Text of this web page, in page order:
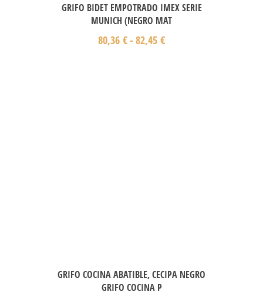
GRIFO BIDET EMPOTRADO IMEX SERIE
MUNICH (NEGRO MAT
80,36 €- 82,45 €
GRIFO COCINA ABATIBLE, CECIPA NEGRO
GRIFO COCINA P